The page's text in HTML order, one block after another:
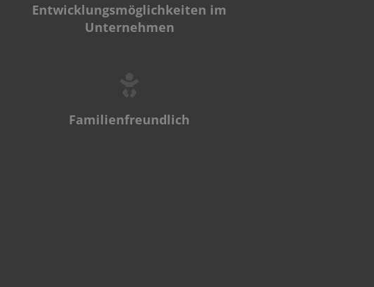
Entwicklungsmöglichkeiten im
Unternehmen
Familienfreundlich